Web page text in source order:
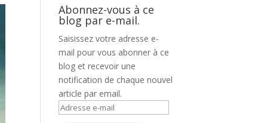
Abonnez-vous à ce
blog par e-mail.
Saisissez votre adresse e-
mail pour vous abonner à ce
blog et recevoir une
notification de chaque nouvel
article par email.
Adresse